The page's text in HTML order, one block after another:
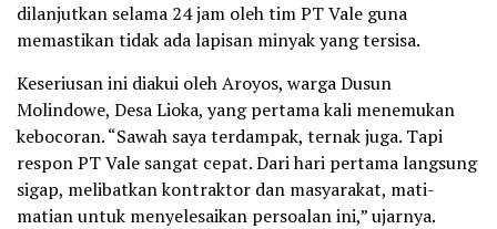
dilanjutkan selama 24 jam oleh tim PT Vale guna
memastikan tidak ada lapisan minyak yang tersisa.
Keseriusan ini diakui oleh Aroyos, warga Dusun
Molindowe, Desa Lioka, yang pertama kali menemukan
kebocoran. “Sawah saya terdampak, ternak juga. Tapi
respon PT Vale sangat cepat. Dari hari pertama langsung
sigap, melibatkan kontraktor dan masyarakat, mati-
matian untuk menyelesaikan persoalan ini,” ujarnya.